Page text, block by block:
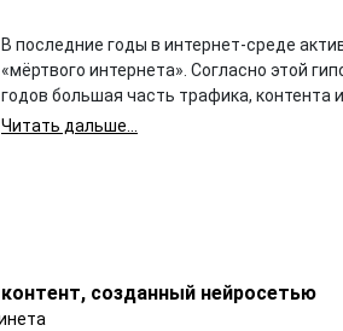
В последние годы в интернет-среде
«мёртвого интернета». Согласно этой
годов большая часть трафика, контента и
Читать дальше...
созданный нейросетью